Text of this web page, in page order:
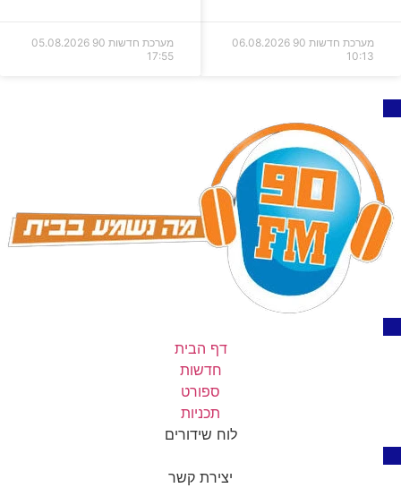
מערכת חדשות 90
06.08.2026
10:13
מערכת חדשות 90
05.08.2026
17:55
דף הבית
חדשות
ספורט
תכניות
לוח שידורים
יצירת קשר